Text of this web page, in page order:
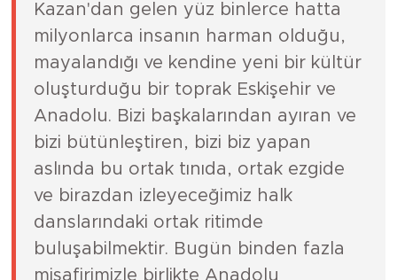
Kazan'dan gelen yüz binlerce hatta
milyonlarca insanın harman olduğu,
mayalandığı ve kendine yeni bir kültür
oluşturduğu bir toprak Eskişehir ve
Anadolu. Bizi başkalarından ayıran ve
bizi bütünleştiren, bizi biz yapan
aslında bu ortak tınıda, ortak ezgide
ve birazdan izleyeceğimiz halk
danslarındaki ortak ritimde
buluşabilmektir. Bugün binden fazla
misafirimizle birlikte Anadolu